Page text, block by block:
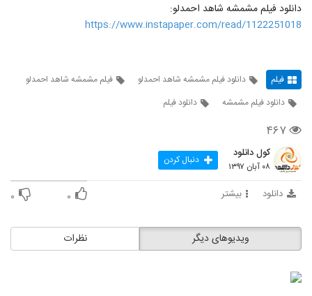
دانلود فیلم مشمشه شاهد احمدلو:
https://www.instapaper.com/read/1122251018
فیلم دانلود فیلم مشمشه شاهد احمدلو
فیلم مشمشه شاهد احمدلو
دانلود فیلم مشمشه
دانلود فیلم
۴۶۷
کول دانلود
۰۸ آبان ۱۳۹۷ دنبال کردن
دانلود بیشتر ۰ ۰
نظرات ویدیوهای دیگر